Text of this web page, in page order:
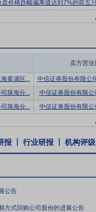
实且长期的支撑。
材料研发制造、废旧电池能
的源头。公司凭借强有力
公司打造新能源锂电材料
不断提升科技创新、产品研
是拉动公司上游资源和新材
品、主流客户全覆盖，产品
量产出货。同时，公司积
高效循环利用。一体化产
家级博士后科研工作站”、“
末冶金国家重点实验室、国
资源采选冶的创新工艺和
两项标准，经国家工信部批
年度中国有色金属工业科学
盘价格跌幅偏离值达到7%的前五
卖方营业
黄浦区...
中信证券股份有限公
珠海分...
中信证券股份有限公
珠海分...
中信证券股份有限公
报 行业研报 机构评级
公告
方式回购公司股份的进展公告